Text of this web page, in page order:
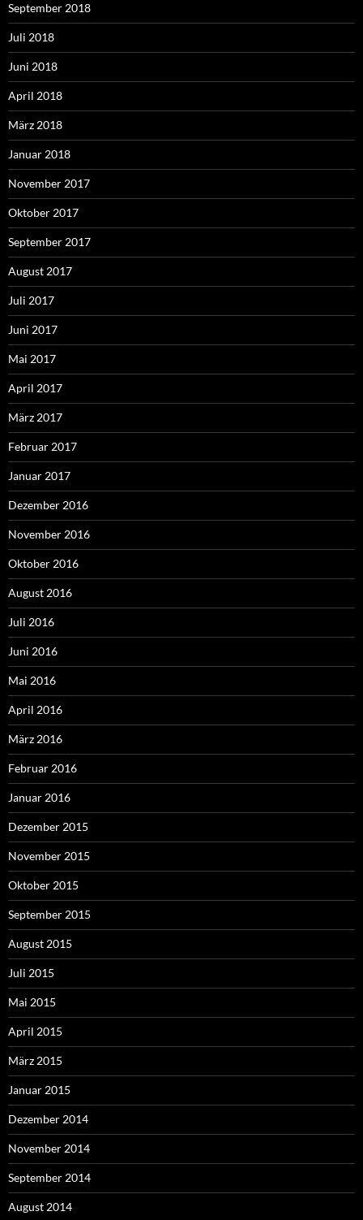
September 2018
Juli 2018
Juni 2018
April 2018
März 2018
Januar 2018
November 2017
Oktober 2017
September 2017
August 2017
Juli 2017
Juni 2017
Mai 2017
April 2017
März 2017
Februar 2017
Januar 2017
Dezember 2016
November 2016
Oktober 2016
August 2016
Juli 2016
Juni 2016
Mai 2016
April 2016
März 2016
Februar 2016
Januar 2016
Dezember 2015
November 2015
Oktober 2015
September 2015
August 2015
Juli 2015
Mai 2015
April 2015
März 2015
Januar 2015
Dezember 2014
November 2014
September 2014
August 2014